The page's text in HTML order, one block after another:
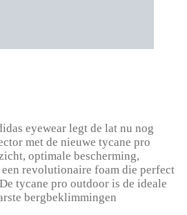
eyewear legt de lat nu nog
met de nieuwe tycane pro
optimale bescherming,
revolutionaire foam die perfect
tycane pro outdoor is de ideale
bergbeklimmingen